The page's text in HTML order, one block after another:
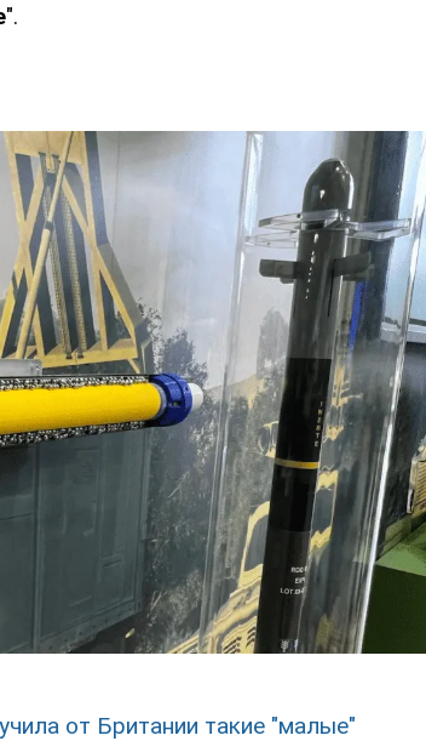
".
от Британии такие "малые"